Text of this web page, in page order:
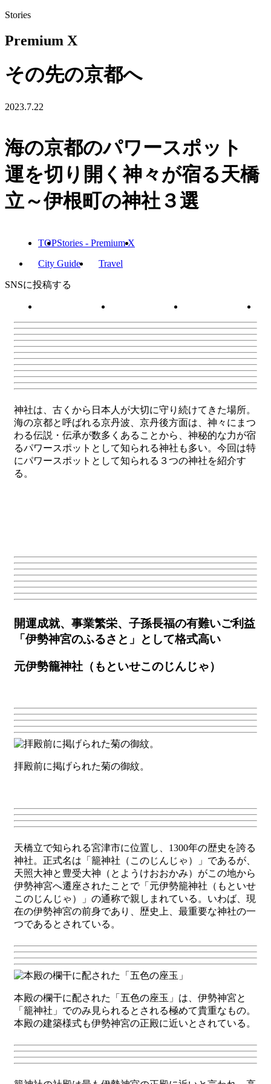
Stories
Premium X
その先の京都へ
2023.7.22
海の京都のパワースポット
運を切り開く神々が宿る天橋
立～伊根町の神社３選
TOPStories - Premium X
City Guide
Travel
SNSに投稿する
神社は、古くから日本人が大切に守り続けてきた場所。
海の京都と呼ばれる京丹波、京丹後方面は、神々にまつ
わる伝説・伝承が数多くあることから、神秘的な力が宿
るパワースポットとして知られる神社も多い。今回は特
にパワースポットとして知られる３つの神社を紹介す
る。
開運成就、事業繁栄、子孫長福の有難いご利益
「伊勢神宮のふるさと」として格式高い
元伊勢籠神社（もといせこのじんじゃ）
拝殿前に掲げられた菊の御紋。
天橋立で知られる宮津市に位置し、1300年の歴史を誇る
神社。正式名は「籠神社（このじんじゃ）」であるが、
天照大神と豊受大神（とようけおおかみ）がこの地から
伊勢神宮へ遷座されたことで「元伊勢籠神社（もといせ
このじんじゃ）」の通称で親しまれている。いわば、現
在の伊勢神宮の前身であり、歴史上、最重要な神社の一
つであるとされている。
本殿の欄干に配された「五色の座玉」は、伊勢神宮と
「籠神社」でのみ見られるとされる極めて貴重なもの。
本殿の建築様式も伊勢神宮の正殿に近いとされている。